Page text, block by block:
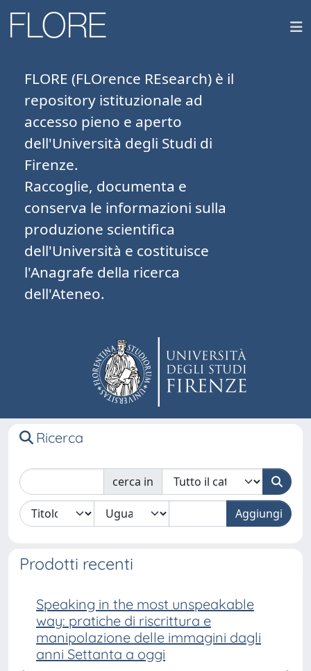
FLORE (FLOrence REsearch) è il
repository istituzionale ad
accesso pieno e aperto
dell'Università degli Studi di
Firenze.
Raccoglie, documenta e
conserva le informazioni sulla
produzione scientifica
dell'Università e costituisce
l'Anagrafe della ricerca
dell'Ateneo.
Ricerca
cerca in
Aggiungi
Prodotti recenti
unspeakable
e
immagini dagli
Efficiency of nanovaccines
with antibiotic therapy in
prevention and
of listeriosis